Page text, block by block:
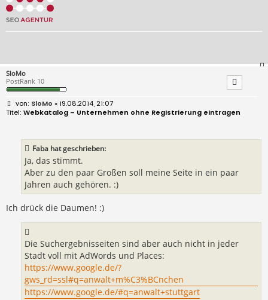
SloMo
PostRank 10
B
e
SloMo » 19.08.2014, 21:07
Webkatalog – Unternehmen ohne Registrierung eintragen
Faba hat geschrieben:
Ja, das stimmt.
Aber zu den paar Großen soll meine Seite in ein paar
Jahren auch gehören. :)
Ich drück die Daumen! :)
Die Suchergebnisseiten sind aber auch nicht in jeder
Stadt voll mit AdWords und Places:
https://www.google.de/?
gws_rd=ssl#q=anwalt+m%C3%BCnchen
https://www.google.de/#q=anwalt+stuttgart